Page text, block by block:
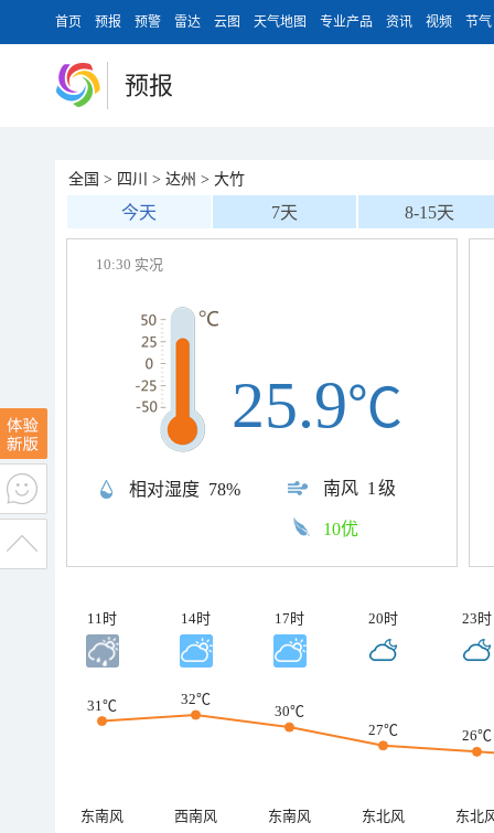
首页 预报 预警 雷达 云图 天气地图 专业产品 资讯 视频 节气
预报
全国 > 四川 > 达州 > 大竹
今天 7天 8-15天
10:30 实况
相对湿度 78% 南风 1级
25.9℃
10优
11时 14时 17时 20时 23时
31℃ 32℃
30℃
27℃
26℃
东南风 西南风 东南风 东北风
东北